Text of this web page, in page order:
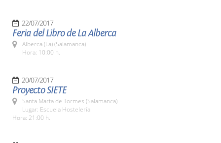
22/07/2017
Feria del Libro de La Alberca
Alberca (La) (Salamanca)
Hora: 10:00 h.
20/07/2017
Proyecto SIETE
Santa Marta de Tormes (Salamanca)
Lugar: Escuela Hostelería
Hora: 21:00 h.